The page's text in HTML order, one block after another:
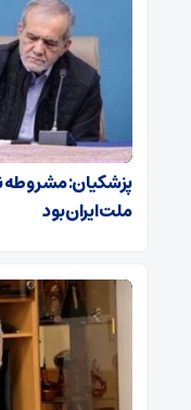
پزشکیان: مشروطه
ملت ایران بود